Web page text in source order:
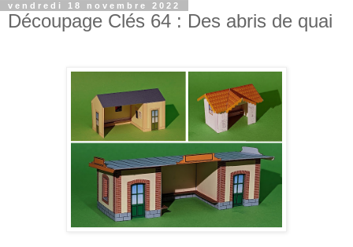
vendredi 18 novembre 2022
Découpage Clés 64 : Des abris de quai